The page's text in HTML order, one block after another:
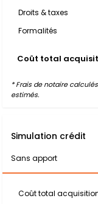
Droits & taxes
Formalités
Coût total
* Frais de notaire
estimés.
Simulation crédit
Sans apport
Coût total